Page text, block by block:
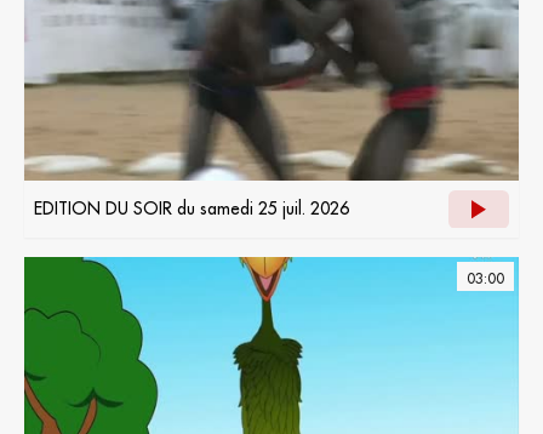
EDITION DU SOIR du samedi 25 juil. 2026
03:00